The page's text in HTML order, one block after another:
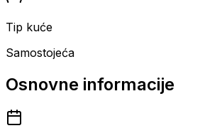
Tip kuće
Samostojeća
Osnovne informacije